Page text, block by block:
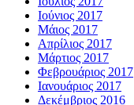
Ιούνιος 2017
Μάιος 2017
Απρίλιος 2017
Μάρτιος 2017
Φεβρουάριος 2017
Ιανουάριος 2017
Δεκέμβριος 2016